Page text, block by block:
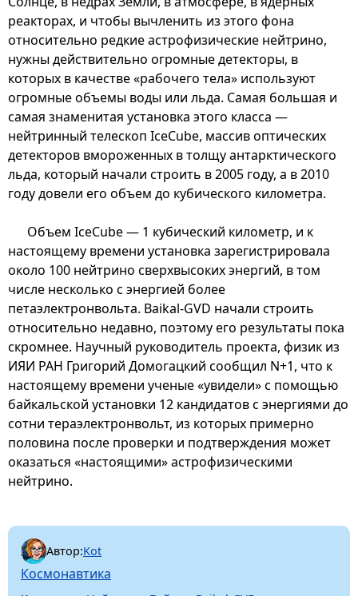
реакторах, и чтобы вычленить из этого фона
относительно редкие астрофизические нейтрино,
нужны действительно огромные детекторы, в
которых в качестве «рабочего тела» используют
огромные объемы воды или льда. Самая большая и
самая знаменитая установка этого класса —
нейтринный телескоп IceCube, массив оптических
детекторов вмороженных в толщу антарктического
льда, который начали строить в 2005 году, а в 2010
году довели его объем до кубического километра.
Объем IceCube — 1 кубический километр, и к
настоящему времени установка зарегистрировала
около 100 нейтрино сверхвысоких энергий, в том
числе несколько с энергией более
петаэлектронвольта. Baikal-GVD начали строить
относительно недавно, поэтому его результаты пока
скромнее. Научный руководитель проекта, физик из
ИЯИ РАН Григорий Домогацкий сообщил N+1, что к
настоящему времени ученые «увидели» с помощью
байкальской установки 12 кандидатов с энергиями до
сотни тераэлектронвольт, из которых примерно
половина после проверки и подтверждения может
оказаться «настоящими» астрофизическими
нейтрино.
Автор:Kot
Космонавтика